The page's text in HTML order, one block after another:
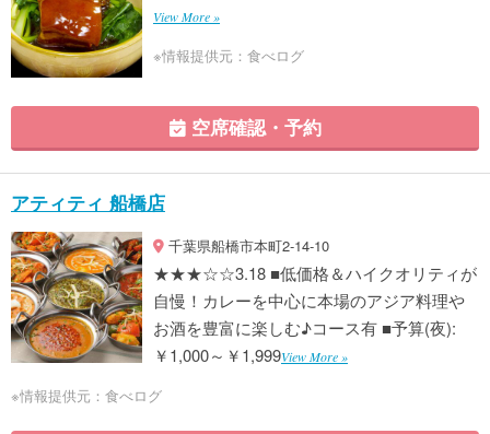
View More »
※情報提供元：食べログ
空席確認・予約
アティティ 船橋店
千葉県船橋市本町2-14-10
★★★☆☆3.18 ■低価格＆ハイクオリティが
自慢！カレーを中心に本場のアジア料理や
お酒を豊富に楽しむ♪コース有 ■予算(夜):
￥1,000～￥1,999View More »
※情報提供元：食べログ